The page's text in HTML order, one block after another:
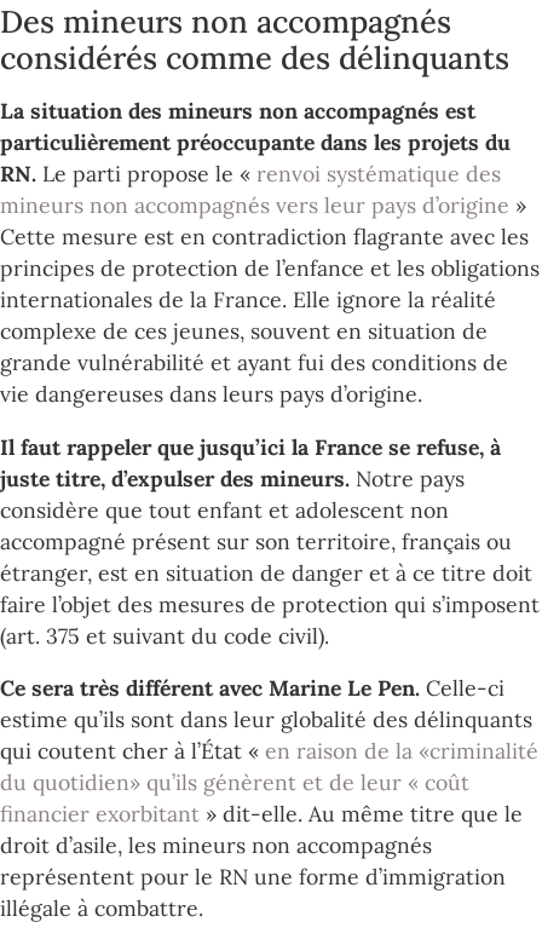
Des mineurs non accompagnés
considérés comme des délinquants
La situation des mineurs non accompagnés est
particulièrement préoccupante dans les projets du
RN. Le parti propose le « renvoi systématique des
mineurs non accompagnés vers leur pays d’origine »
Cette mesure est en contradiction flagrante avec les
principes de protection de l’enfance et les obligations
internationales de la France. Elle ignore la réalité
complexe de ces jeunes, souvent en situation de
grande vulnérabilité et ayant fui des conditions de
vie dangereuses dans leurs pays d’origine.
Il faut rappeler que jusqu’ici la France se refuse, à
juste titre, d’expulser des mineurs. Notre pays
considère que tout enfant et adolescent non
accompagné présent sur son territoire, français ou
étranger, est en situation de danger et à ce titre doit
faire l’objet des mesures de protection qui s’imposent
(art. 375 et suivant du code civil).
Ce sera très différent avec Marine Le Pen. Celle-ci
estime qu’ils sont dans leur globalité des délinquants
qui coutent cher à l’État « en raison de la «criminalité
du quotidien» qu’ils génèrent et de leur « coût
financier exorbitant » dit-elle. Au même titre que le
droit d’asile, les mineurs non accompagnés
représentent pour le RN une forme d’immigration
illégale à combattre.